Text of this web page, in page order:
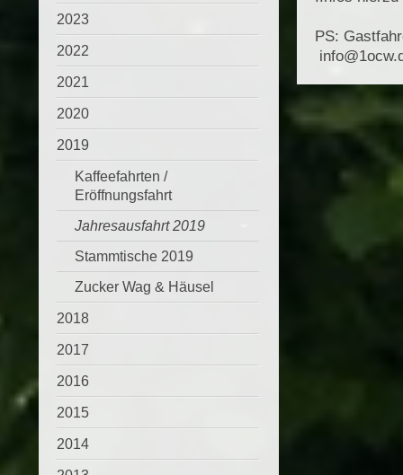
PS:
2023
2022
2021
2020
2019
Kaffeefahrten /
Eröffnungsfahrt
Jahresausfahrt 2019
Stammtische 2019
Zucker Wag & Häusel
2018
2017
2016
2015
2014